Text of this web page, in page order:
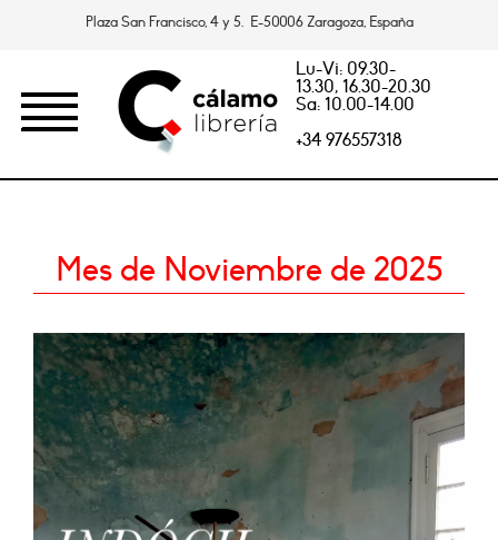
Plaza San Francisco, 4 y 5. E-50006 Zaragoza, España
Lu-Vi: 09.30-
13.30, 16.30-20.30
Sa: 10.00-14.00
+34 976557318
Mes de Noviembre de 2025